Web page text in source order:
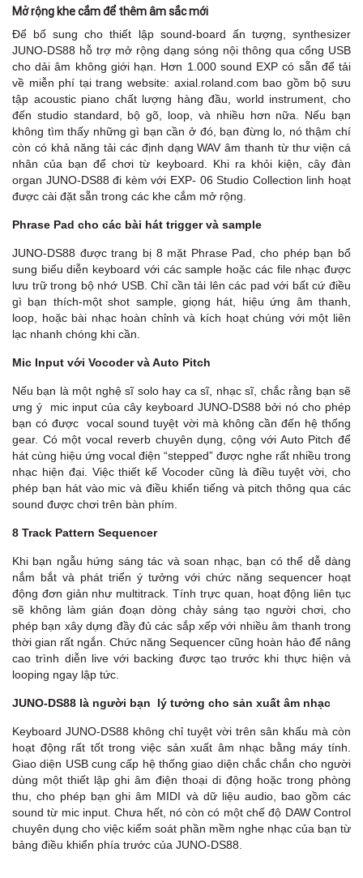
Mở rộng khe cắm để thêm âm sắc mới
Để bổ sung cho thiết lập sound-board ấn tượng, synthesizer
JUNO-DS88 hỗ trợ mở rộng dạng sóng nội thông qua cổng USB
cho dải âm không giới hạn. Hơn 1.000 sound EXP có sẵn để tải
về miễn phí tại trang website: axial.roland.com bao gồm bộ sưu
tập acoustic piano chất lượng hàng đầu, world instrument, cho
đến studio standard, bộ gõ, loop, và nhiều hơn nữa. Nếu bạn
không tìm thấy những gì bạn cần ở đó, bạn đừng lo, nó thậm chí
còn có khả năng tải các định dạng WAV âm thanh từ thư viện cá
nhân của bạn để chơi từ keyboard. Khi ra khỏi kiện, cây đàn
organ JUNO-DS88 đi kèm với EXP- 06 Studio Collection linh hoạt
được cài đặt sẵn trong các khe cắm mở rộng.
Phrase Pad cho các bài hát trigger và sample
JUNO-DS88 được trang bị 8 mặt Phrase Pad, cho phép bạn bổ
sung biểu diễn keyboard với các sample hoặc các file nhạc được
lưu trữ trong bộ nhớ USB. Chỉ cần tải lên các pad với bất cứ điều
gì bạn thích-một shot sample, giọng hát, hiệu ứng âm thanh,
loop, hoặc bài nhạc hoàn chỉnh và kích hoạt chúng với một liên
lạc nhanh chóng khi cần.
Mic Input với Vocoder và Auto Pitch
Nếu bạn là một nghệ sĩ solo hay ca sĩ, nhạc sĩ, chắc rằng bạn sẽ
ưng ý mic input của cây keyboard JUNO-DS88 bởi nó cho phép
bạn có được vocal sound tuyệt vời mà không cần đến hệ thống
gear. Có một vocal reverb chuyên dụng, cộng với Auto Pitch để
hát cùng hiệu ứng vocal điện “stepped” được nghe rất nhiều trong
nhạc hiện đại. Việc thiết kế Vocoder cũng là điều tuyệt vời, cho
phép bạn hát vào mic và điều khiển tiếng và pitch thông qua các
sound được chơi trên bàn phím.
8 Track Pattern Sequencer
Khi bạn ngẫu hứng sáng tác và soan nhạc, bạn có thể dễ dàng
nắm bắt và phát triển ý tưởng với chức năng sequencer hoạt
động đơn giản như multitrack. Tính trực quan, hoạt động liên tục
sẽ không làm gián đoạn dòng chảy sáng tạo người chơi, cho
phép bạn xây dựng đầy đủ các sắp xếp với nhiều âm thanh trong
thời gian rất ngắn. Chức năng Sequencer cũng hoàn hảo để nâng
cao trình diễn live với backing được tạo trước khi thực hiện và
looping ngay lập tức.
JUNO-DS88 là người bạn lý tưởng cho sản xuất âm nhạc
Keyboard JUNO-DS88 không chỉ tuyệt vời trên sân khấu mà còn
hoạt động rất tốt trong việc sản xuất âm nhạc bằng máy tính.
Giao diện USB cung cấp hệ thống giao diện chắc chắn cho người
dùng một thiết lập ghi âm điện thoại di động hoặc trong phòng
thu, cho phép bạn ghi âm MIDI và dữ liệu audio, bao gồm các
sound từ mic input. Chưa hết, nó còn có một chế độ DAW Control
chuyên dụng cho việc kiểm soát phần mềm nghe nhạc của bạn từ
bảng điều khiển phía trước của JUNO-DS88.